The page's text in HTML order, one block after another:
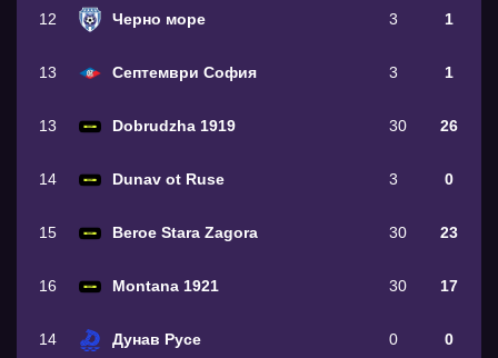
12 Черно море 3 1
13 Септември София 3 1
13 Dobrudzha 1919 30 26
14 Dunav ot Ruse 3 0
15 Beroe Stara Zagora 30 23
16 Montana 1921 30 17
14 Дунав Русе 0 0